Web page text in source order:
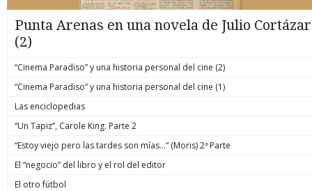
Punta Arenas en una novela de Julio Cortázar
(2)
“Cinema Paradiso” y una historia personal del cine (2)
“Cinema Paradiso” y una historia personal del cine (1)
Las enciclopedias
“Un Tapiz”, Carole King. Parte 2
“Estoy viejo pero las tardes son mías…” (Moris) 2ª Parte
El “negocio” del libro y el rol del editor
El otro fútbol